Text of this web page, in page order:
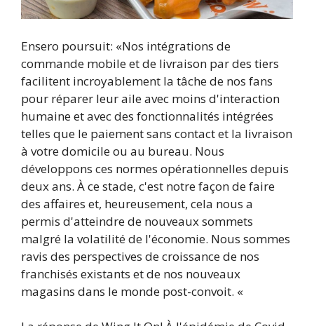
Ensero poursuit: «Nos intégrations de
commande mobile et de livraison par des tiers
facilitent incroyablement la tâche de nos fans
pour réparer leur aile avec moins d'interaction
humaine et avec des fonctionnalités intégrées
telles que le paiement sans contact et la livraison
à votre domicile ou au bureau. Nous
développons ces normes opérationnelles depuis
deux ans. À ce stade, c'est notre façon de faire
des affaires et, heureusement, cela nous a
permis d'atteindre de nouveaux sommets
malgré la volatilité de l'économie. Nous sommes
ravis des perspectives de croissance de nos
franchisés existants et de nos nouveaux
magasins dans le monde post-convoit. «